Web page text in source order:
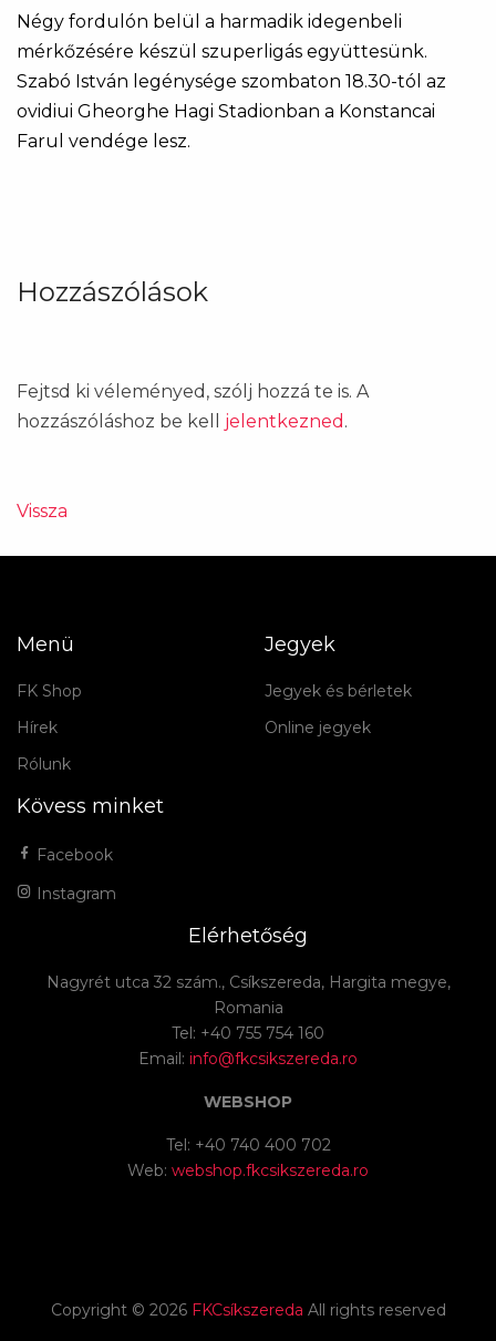
Négy fordulón belül a harmadik idegenbeli
mérkőzésére készül szuperligás együttesünk.
Szabó István legénysége szombaton 18.30-tól az
ovidiui Gheorghe Hagi Stadionban a Konstancai
Farul vendége lesz.
Hozzászólások
Fejtsd ki véleményed, szólj hozzá te is. A
hozzászóláshoz be kell jelentkezned .
Vissza
Menü
FK Shop
Hírek
Rólunk
Jegyek
Jegyek és bérletek
Online jegyek
Kövess minket
Facebook
Instagram
Elérhetőség
Nagyrét utca 32 szám., Csíkszereda, Hargita megye,
Romania
Tel: +40 755 754 160
Email: info@fkcsikszereda.ro
WEBSHOP
Tel: +40 740 400 702
Web: webshop.fkcsikszereda.ro
Copyright © 2026 FKCsíkszereda All rights reserved